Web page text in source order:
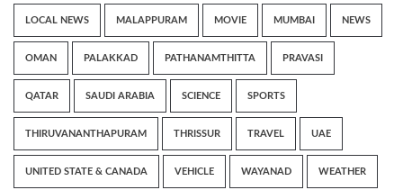
LOCAL NEWS MALAPPURAM MOVIE MUMBAI NEWS
OMAN PALAKKAD PATHANAMTHITTA PRAVASI
QATAR SAUDI ARABIA SCIENCE SPORTS
THIRUVANANTHAPURAM THRISSUR TRAVEL UAE
UNITED STATE & CANADA VEHICLE WAYANAD WEATHER